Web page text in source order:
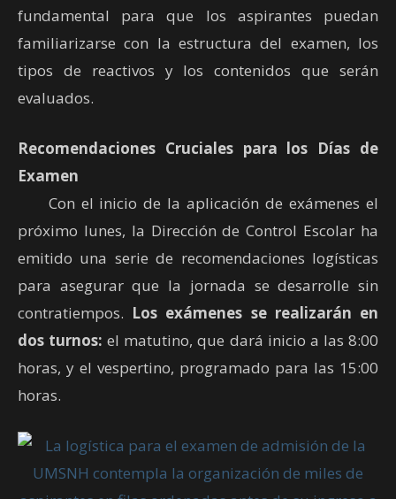
fundamental para que los aspirantes puedan
familiarizarse con la estructura del examen, los
tipos de reactivos y los contenidos que serán
evaluados.
Recomendaciones Cruciales para los Días de
Examen
Con el inicio de la aplicación de exámenes el
próximo lunes, la Dirección de Control Escolar ha
emitido una serie de recomendaciones logísticas
para asegurar que la jornada se desarrolle sin
contratiempos. Los exámenes se realizarán en
dos turnos: el matutino, que dará inicio a las 8:00
horas, y el vespertino, programado para las 15:00
horas.